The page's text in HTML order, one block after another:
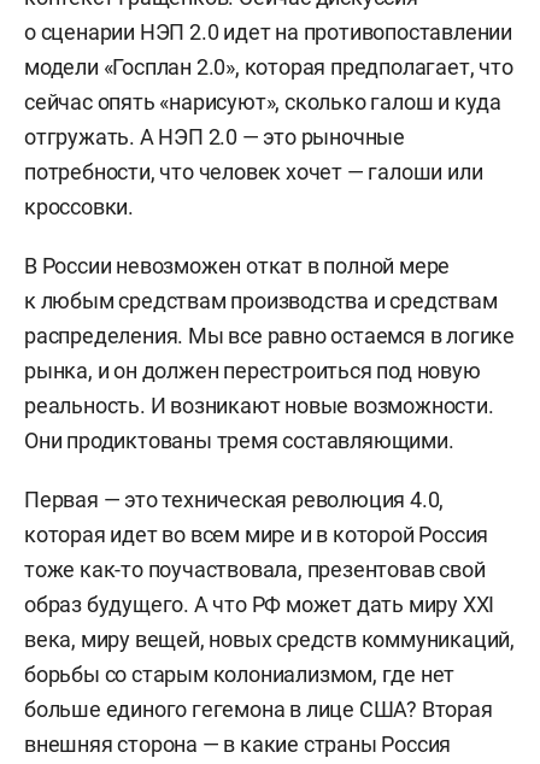
о сценарии НЭП 2.0 идет на противопоставлении
модели «Госплан 2.0», которая предполагает, что
сейчас опять «нарисуют», сколько галош и куда
отгружать. А НЭП 2.0 — это рыночные
потребности, что человек хочет — галоши или
кроссовки.
В России невозможен откат в полной мере
к любым средствам производства и средствам
распределения. Мы все равно остаемся в логике
рынка, и он должен перестроиться под новую
реальность. И возникают новые возможности.
Они продиктованы тремя составляющими.
Первая — это техническая революция 4.0,
которая идет во всем мире и в которой Россия
тоже как-то поучаствовала, презентовав свой
образ будущего. А что РФ может дать миру XXI
века, миру вещей, новых средств коммуникаций,
борьбы со старым колониализмом, где нет
больше единого гегемона в лице США? Вторая
внешняя сторона — в какие страны Россия